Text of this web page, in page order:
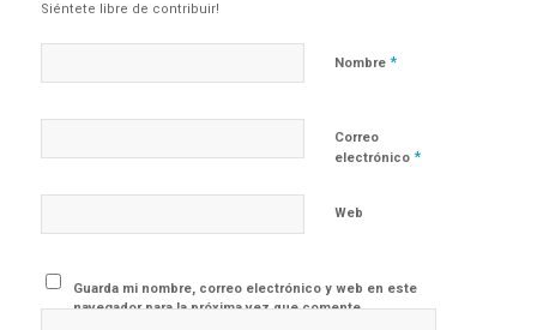
Siéntete libre de contribuir!
Nombre *
Correo
electrónico *
Web
Guarda mi nombre, correo electrónico y web en este
navegador para la próxima vez que comente.